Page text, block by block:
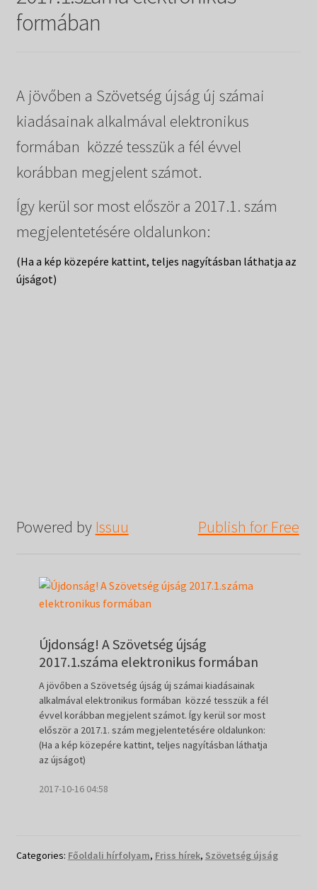
formában
A jövőben a Szövetség újság új számai
kiadásainak alkalmával elektronikus
formában közzé tesszük a fél évvel
korábban megjelent számot.
Így kerül sor most először a 2017.1. szám
megjelentetésére oldalunkon:
(Ha a kép közepére kattint, teljes nagyításban láthatja az
újságot)
Powered by Issuu Publish for Free
Újdonság! A Szövetség újság
2017.1.száma elektronikus formában
A jövőben a Szövetség újság új számai kiadásainak
alkalmával elektronikus formában közzé tesszük a fél
évvel korábban megjelent számot. Így kerül sor most
először a 2017.1. szám megjelentetésére oldalunkon:
(Ha a kép közepére kattint, teljes nagyításban láthatja
az újságot)
2017-10-16 04:58
Categories: Főoldali hírfolyam, Friss hírek, Szövetség újság